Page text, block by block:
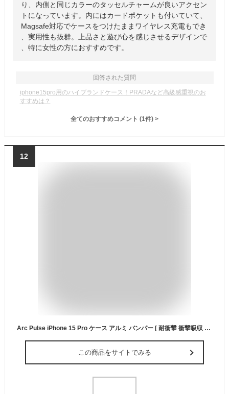
り、内側と同じカラーのタッセルチャームが良いアクセン
トになっています。内にはカードポケットも付いていて、
Magsafe対応でケースをつけたままワイヤレス充電もでき
、実用性も抜群。上品さと遊び心を感じさせるデザインで
、特に女性の方におすすめです。
回答された質問
iphone15pro用のハイブランドケース！PRADAなど高級感重視のお
すすめは？
全てのおすすめコメント (1件) >
12
Arc Pulse iPhone 15 Pro ケース アルミ バンパー [ 耐衝撃 衝撃吸収 航空宇宙グレード ヨーロッパ発デザイン スライドオン装着 保護カバー ミラーポリッシュアルミニウム magsafe対応 軽量 ] チタン グレー AC26347i15PR 【国内正規品】
この商品をサイトでみる